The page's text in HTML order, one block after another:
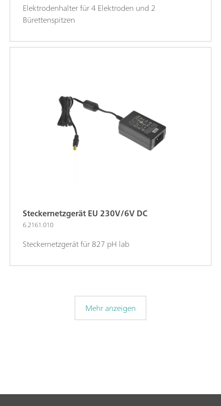
Elektrodenhalter für 4 Elektroden und 2
Bürettenspitzen
Steckernetzgerät EU 230V/6V DC
6.2161.010
Steckernetzgerät für 827 pH lab
Mehr anzeigen